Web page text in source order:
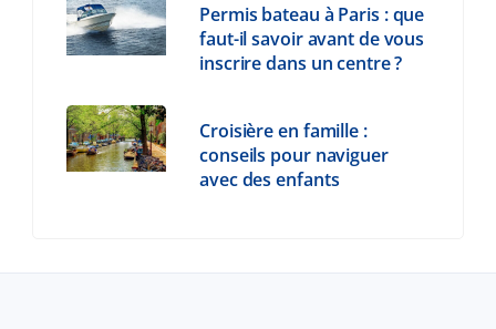
Permis bateau à Paris : que
faut-il savoir avant de vous
inscrire dans un centre ?
Croisière en famille :
conseils pour naviguer
avec des enfants